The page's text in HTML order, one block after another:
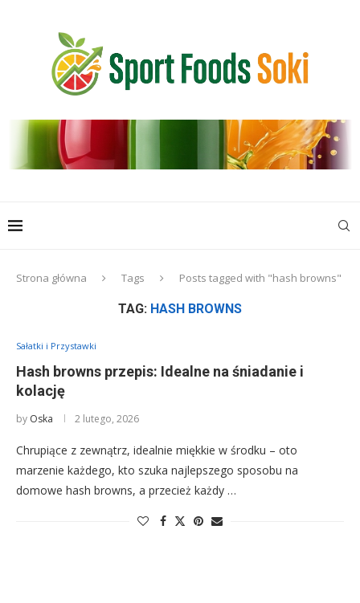
Strona główna Tags Posts tagged with "hash browns"
TAG: HASH BROWNS
Sałatki i Przystawki
Hash browns przepis: Idealne na śniadanie i
kolację
by Oska 2 lutego, 2026
Chrupiące z zewnątrz, idealnie miękkie w środku – oto
marzenie każdego, kto szuka najlepszego sposobu na
domowe hash browns, a przecież każdy …